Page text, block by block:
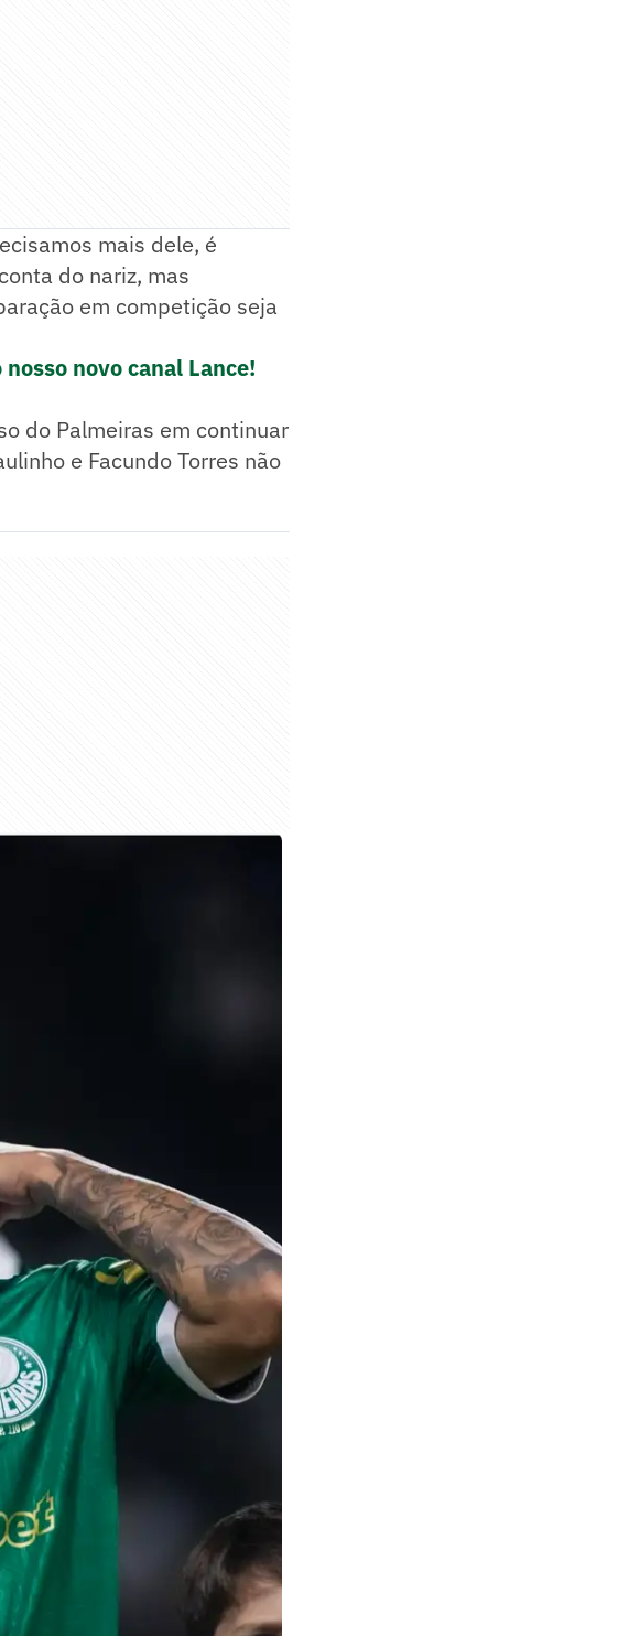
mais dele, é
do nariz, mas
em competição seja
novo canal Lance!
do Palmeiras em continuar
e Facundo Torres não